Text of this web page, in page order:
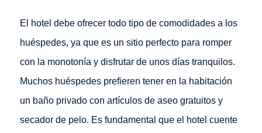
El hotel debe ofrecer todo tipo de comodidades a los
huéspedes, ya que es un sitio perfecto para romper
con la monotonía y disfrutar de unos días tranquilos.
Muchos huéspedes prefieren tener en la habitación
un baño privado con artículos de aseo gratuitos y
secador de pelo. Es fundamental que el hotel cuente